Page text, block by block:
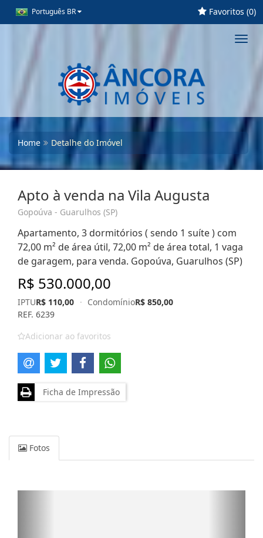
Português BR Favoritos (0)
Home Detalhe do Imóvel
Apto à venda na Vila Augusta
Gopoúva - Guarulhos (SP)
Apartamento, 3 dormitórios ( sendo 1 suíte ) com
72,00 m² de área útil, 72,00 m² de área total, 1 vaga
de garagem, para venda. Gopoúva, Guarulhos (SP)
R$ 530.000,00
IPTUR$ 110,00 · CondomínioR$ 850,00
REF. 6239
Adicionar ao favoritos
Ficha de Impressão
Fotos